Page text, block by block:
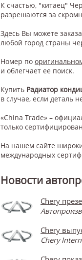
К счастью, "китаец"
разрешаются за
Здесь Вы можете
любой город страны
Номер по
и облегчает ее поиск.
Купить Радиатор
в случае, если деталь
«China Trade» –
только
На нашем сайте
международных
Новости
Chery
Chery
Chery